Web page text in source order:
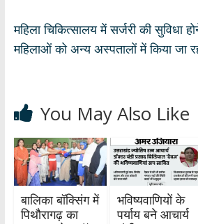
p
महिला चिकित्सालय में सर्जरी की सुविधा
महिलाओं को अन्य अस्पतालों में किया जा
You May Also Like
बालिका बॉक्सिंग में
पिथौरागढ़ का
भविष्यवाणियों के
पर्याय बने आचार्य